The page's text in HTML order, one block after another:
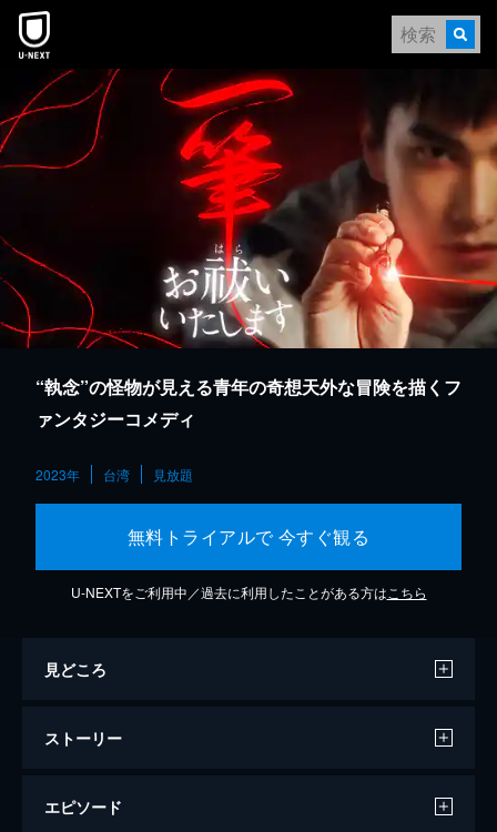
本文へスキップ
“執念”の怪物が見える青年の奇想天外な冒険を描くフ
ァンタジーコメディ
2023年 台湾 見放題
無料トライアルで 今すぐ観る
U-NEXTをご利用中／過去に利用したことがある方は こちら
見どころ
ストーリー
エピソード